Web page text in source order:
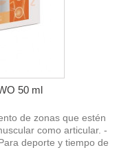
50 ml
de zonas que estén
como articular. -
deporte y tiempo de